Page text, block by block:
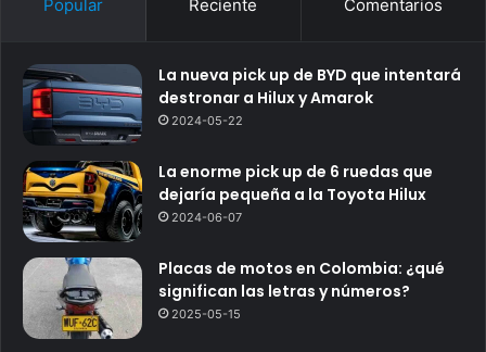
Popular Reciente Comentarios
La nueva pick up de BYD que intentará
destronar a Hilux y Amarok
2024-05-22
La enorme pick up de 6 ruedas que
dejaría pequeña a la Toyota Hilux
2024-06-07
Placas de motos en Colombia: ¿qué
significan las letras y números?
2025-05-15